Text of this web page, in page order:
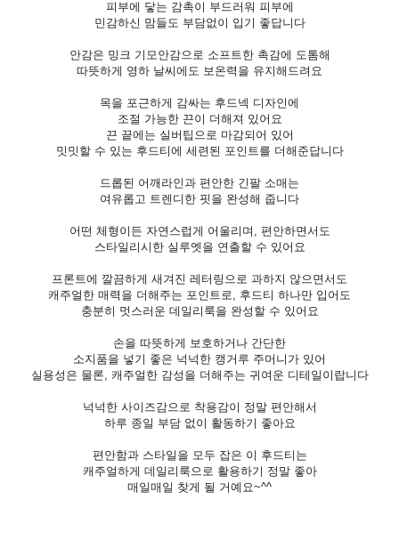
피부에 닿는 감촉이 부드러워 피부에
민감하신 맘들도 부담없이 입기 좋답니다
안감은 밍크 기모안감으로 소프트한 촉감에 도톰해
따뜻하게 영하 날씨에도 보온력을 유지해드려요
목을 포근하게 감싸는 후드넥 디자인에
조절 가능한 끈이 더해져 있어요
끈 끝에는 실버팁으로 마감되어 있어
밋밋할 수 있는 후드티에 세련된 포인트를 더해준답니다
드롭된 어깨라인과 편안한 긴팔 소매는
여유롭고 트렌디한 핏을 완성해 줍니다
어떤 체형이든 자연스럽게 어울리며, 편안하면서도
스타일리시한 실루엣을 연출할 수 있어요
프론트에 깔끔하게 새겨진 레터링으로 과하지 않으면서도
캐주얼한 매력을 더해주는 포인트로, 후드티 하나만 입어도
충분히 멋스러운 데일리룩을 완성할 수 있어요
손을 따뜻하게 보호하거나 간단한
소지품을 넣기 좋은 넉넉한 캥거루 주머니가 있어
실용성은 물론, 캐주얼한 감성을 더해주는 귀여운 디테일이랍니다
넉넉한 사이즈감으로 착용감이 정말 편안해서
하루 종일 부담 없이 활동하기 좋아요
편안함과 스타일을 모두 잡은 이 후드티는
캐주얼하게 데일리룩으로 활용하기 정말 좋아
매일매일 찾게 될 거예요~^^